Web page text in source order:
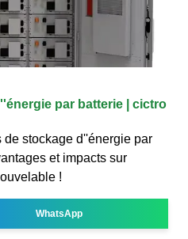
par batterie | cictro
de stockage d''énergie par
et impacts sur
!
WhatsApp